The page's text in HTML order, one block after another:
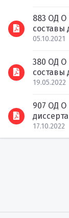
883 ОД
составы
05.10.2021
380 ОД О
составы
19.05.2022
907 ОД О
17.10.2022